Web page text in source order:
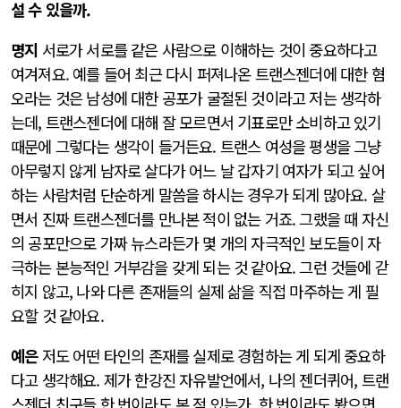
설 수 있을까.
명지 서로가 서로를 같은 사람으로 이해하는 것이 중요하다고
여겨져요. 예를 들어 최근 다시 퍼져나온 트랜스젠더에 대한 혐
오라는 것은 남성에 대한 공포가 굴절된 것이라고 저는 생각하
는데, 트랜스젠더에 대해 잘 모르면서 기표로만 소비하고 있기
때문에 그렇다는 생각이 들거든요. 트랜스 여성을 평생을 그냥
아무렇지 않게 남자로 살다가 어느 날 갑자기 여자가 되고 싶어
하는 사람처럼 단순하게 말씀을 하시는 경우가 되게 많아요. 살
면서 진짜 트랜스젠더를 만나본 적이 없는 거죠. 그랬을 때 자신
의 공포만으로 가짜 뉴스라든가 몇 개의 자극적인 보도들이 자
극하는 본능적인 거부감을 갖게 되는 것 같아요. 그런 것들에 갇
히지 않고, 나와 다른 존재들의 실제 삶을 직접 마주하는 게 필
요할 것 같아요.
예은저도 어떤 타인의 존재를 실제로 경험하는 게 되게 중요하
다고 생각해요. 제가 한강진 자유발언에서, 나의 젠더퀴어, 트랜